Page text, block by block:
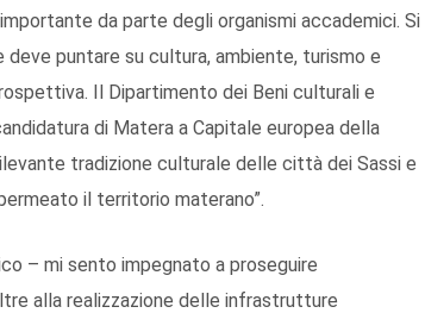
da parte degli organismi accademici. Si
puntare su cultura, ambiente, turismo e
Il Dipartimento dei Beni culturali e
di Matera a Capitale europea della
tradizione culturale delle città dei Sassi e
il territorio materano”.
– mi sento impegnato a proseguire
alla realizzazione delle infrastrutture